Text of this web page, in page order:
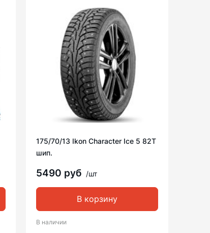
175/70/13 Ikon Character Ice 5 82T
шип.
5490 руб /шт
В корзину
В наличии